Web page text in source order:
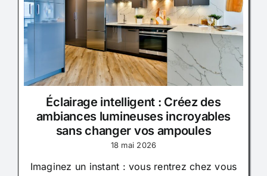
Éclairage intelligent : Créez des
ambiances lumineuses incroyables
sans changer vos ampoules
18 mai 2026
Imaginez un instant : vous rentrez chez vous